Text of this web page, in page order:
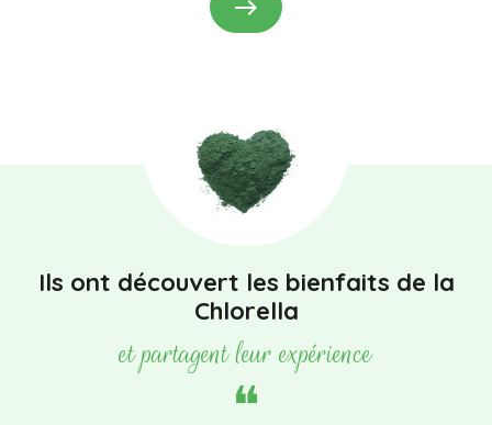
east
Ils ont découvert les bienfaits de la
Chlorella
et partagent leur expérience